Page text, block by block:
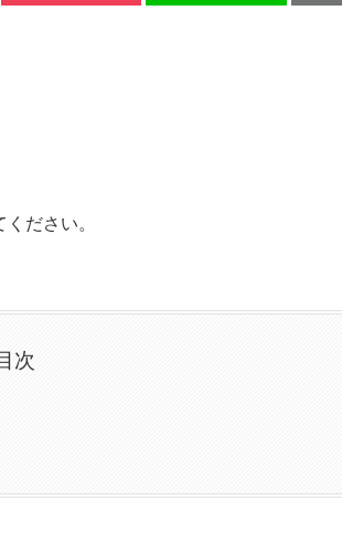
ださい。
次